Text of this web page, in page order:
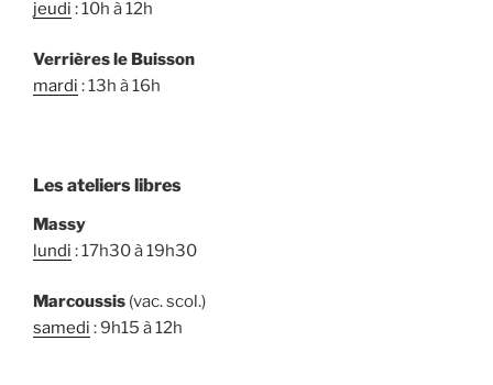
jeudi : 10h à 12h
Verrières le Buisson
mardi : 13h à 16h
Les ateliers libres
Massy
lundi : 17h30 à 19h30
Marcoussis (vac. scol.)
samedi : 9h15 à 12h